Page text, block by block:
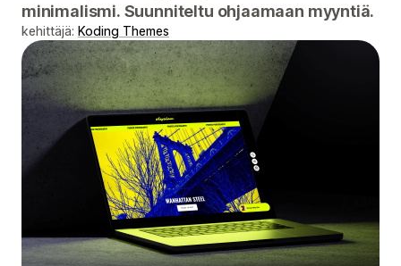
minimalismi. Suunniteltu ohjaamaan myyntiä.
kehittäjä: Koding Themes